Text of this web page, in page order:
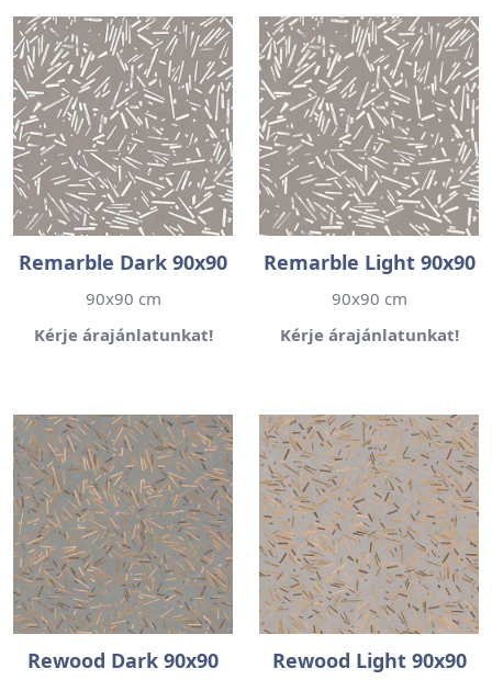
Remarble Dark 90x90
90x90 cm
Kérje árajánlatunkat!
Remarble Light 90x90
90x90 cm
Kérje árajánlatunkat!
Rewood Dark 90x90 Rewood Light 90x90